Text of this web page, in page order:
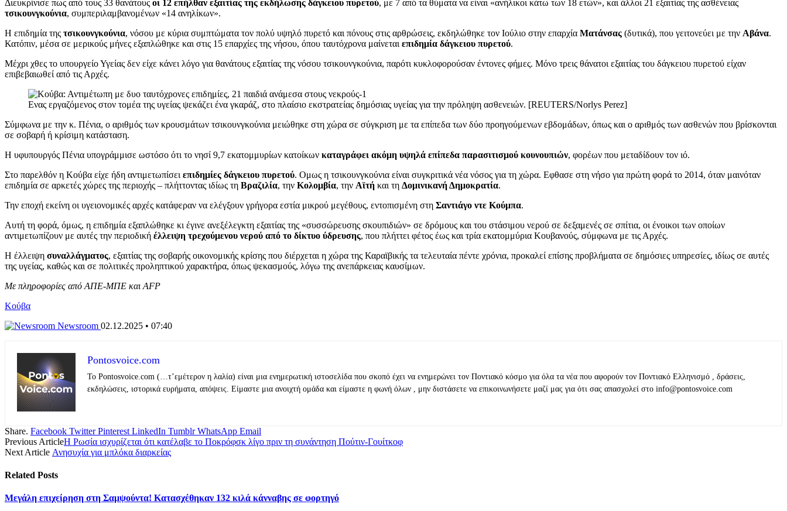
Διευκρίνισε πως από τους 33 θανάτους οι 12 επήλθαν εξαιτίας της εκδήλωσης δάγκειου πυρετού, με 7 από τα θύματα να είναι «ανήλικοι κάτω των 18 ετών», και άλλοι 21 εξαιτίας της ασθένειας
τσικουνγκούνια, συμπεριλαμβανομένων «14 ανηλίκων».
Η επιδημία της τσικουνγκούνια, νόσου με κύρια συμπτώματα τον πολύ υψηλό πυρετό και πόνους στις αρθρώσεις, εκδηλώθηκε τον Ιούλιο στην επαρχία Ματάνσας (δυτικά), που γειτονεύει με την Αβάνα.
Κατόπιν, μέσα σε μερικούς μήνες εξαπλώθηκε και στις 15 επαρχίες της νήσου, όπου ταυτόχρονα μαίνεται επιδημία δάγκειου πυρετού.
Μέχρι χθες το υπουργείο Υγείας δεν είχε κάνει λόγο για θανάτους εξαιτίας της νόσου τσικουνγκούνια, παρότι κυκλοφορούσαν έντονες φήμες. Μόνο τρεις θάνατοι εξαιτίας του δάγκειου πυρετού είχαν
επιβεβαιωθεί από τις Αρχές.
Ενας εργαζόμενος στον τομέα της υγείας ψεκάζει ένα γκαράζ, στο πλαίσιο εκστρατείας δημόσιας υγείας για την πρόληψη ασθενειών. [REUTERS/Norlys Perez]
Σύμφωνα με την κ. Πένια, ο αριθμός των κρουσμάτων τσικουνγκούνια μειώθηκε στη χώρα σε σύγκριση με τα επίπεδα των δύο προηγούμενων εβδομάδων, όπως και ο αριθμός των ασθενών που βρίσκονται
σε σοβαρή ή κρίσιμη κατάσταση.
Η υφυπουργός Πένια υπογράμμισε ωστόσο ότι το νησί 9,7 εκατομμυρίων κατοίκων καταγράφει ακόμη υψηλά επίπεδα παρασιτισμού κουνουπιών, φορέων που μεταδίδουν τον ιό.
Στο παρελθόν η Κούβα είχε ήδη αντιμετωπίσει επιδημίες δάγκειου πυρετού. Ομως η τσικουνγκούνια είναι συγκριτικά νέα νόσος για τη χώρα. Εφθασε στη νήσο για πρώτη φορά το 2014, όταν μαινόταν
επιδημία σε αρκετές χώρες της περιοχής – πλήττοντας ιδίως τη Βραζιλία, την Κολομβία, την Αϊτή και τη Δομινικανή Δημοκρατία.
Την εποχή εκείνη οι υγειονομικές αρχές κατάφεραν να ελέγξουν γρήγορα εστία μικρού μεγέθους, εντοπισμένη στη Σαντιάγο ντε Κούμπα.
Αυτή τη φορά, όμως, η επιδημία εξαπλώθηκε κι έγινε ανεξέλεγκτη εξαιτίας της «συσσώρευσης σκουπιδιών» σε δρόμους και του στάσιμου νερού σε δεξαμενές σε σπίτια, οι ένοικοι των οποίων
αντιμετωπίζουν με αυτές την περιοδική έλλειψη τρεχούμενου νερού από το δίκτυο ύδρευσης, που πλήττει φέτος έως και τρία εκατομμύρια Κουβανούς, σύμφωνα με τις Αρχές.
Η έλλειψη συναλλάγματος, εξαιτίας της σοβαρής οικονομικής κρίσης που διέρχεται η χώρα της Καραϊβικής τα τελευταία πέντε χρόνια, προκαλεί επίσης προβλήματα σε δημόσιες υπηρεσίες, ιδίως σε αυτές
της υγείας, καθώς και σε πολιτικές προληπτικού χαρακτήρα, όπως ψεκασμούς, λόγω της ανεπάρκειας καυσίμων.
Με πληροφορίες από ΑΠΕ-ΜΠΕ και AFP
Κούβα
Newsroom 02.12.2025 • 07:40
Pontosvoice.com
Το Pontosvoice.com (…τ’εμέτερον η λαλία) είναι μια ενημερωτική ιστοσελίδα που σκοπό έχει να ενημερώνει τον Ποντιακό κόσμο για όλα τα νέα που αφορούν τον Ποντιακό Ελληνισμό , δράσεις,
εκδηλώσεις, ιστορικά ευρήματα, απόψεις. Είμαστε μια ανοιχτή ομάδα και είμαστε η φωνή όλων , μην διστάσετε να επικοινωνήσετε μαζί μας για ότι σας απασχολεί στο info@pontosvoice.com
Share. Facebook Twitter Pinterest LinkedIn Tumblr WhatsApp Email
Previous ArticleΗ Ρωσία ισχυρίζεται ότι κατέλαβε το Ποκρόφσκ λίγο πριν τη συνάντηση Πούτιν-Γουίτκοφ
Next Article Ανησυχία για μπλόκα διαρκείας
Related Posts
Μεγάλη επιχείρηση στη Σαμψούντα! Κατασχέθηκαν 132 κιλά κάνναβης σε φορτηγό